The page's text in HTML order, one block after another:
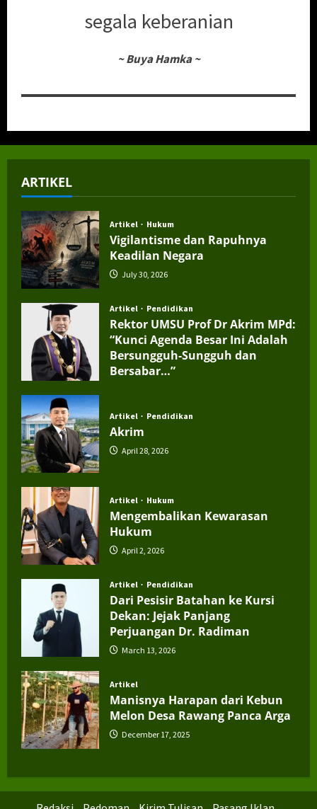
segala keberanian
~ Buya Hamka ~
ARTIKEL
Artikel Hukum
Vigilantisme dan Rapuhnya
Keadilan Negara
July 30, 2026
Artikel Pendidikan
Rektor UMSU Prof Dr Akrim MPd:
“Kunci Agenda Besar Ini Adalah
Bersungguh-Sungguh dan
Bersabar…”
Artikel Pendidikan
Akrim
April 28, 2026
Artikel Hukum
Mengembalikan Kewarasan
Hukum
April 2, 2026
Artikel Pendidikan
Dari Pesisir Batahan ke Kursi
Dekan: Jejak Panjang
Perjuangan Dr. Radiman
March 13, 2026
Artikel
Manisnya Harapan dari Kebun
Melon Desa Rawang Panca Arga
December 17, 2025